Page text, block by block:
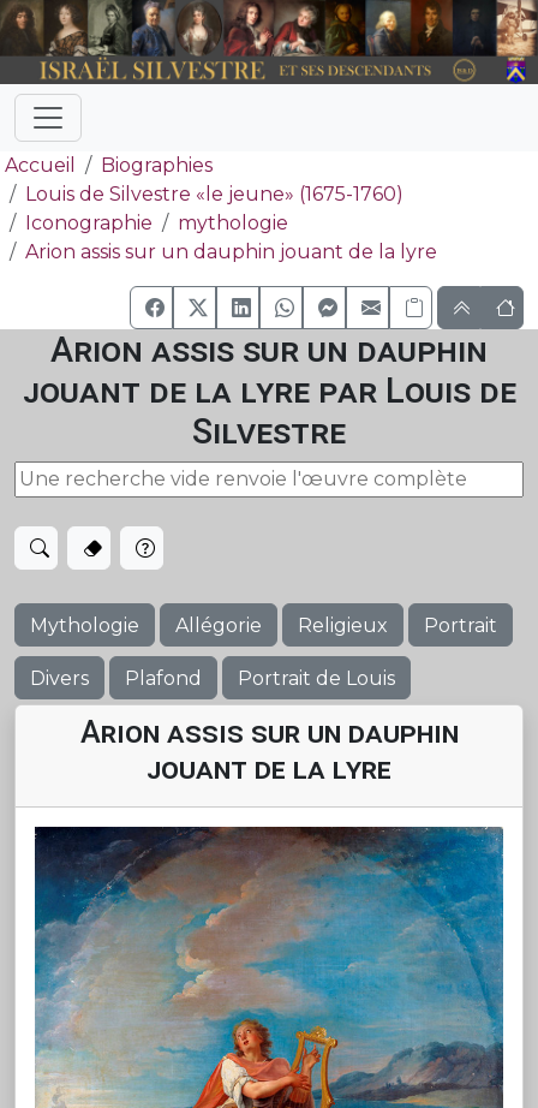
Accueil
Biographies
Louis de Silvestre «le jeune» (1675-1760)
Iconographie
mythologie
Arion assis sur un dauphin jouant de la lyre
Arion assis sur un dauphin
jouant de la lyre par Louis de
Silvestre
Mythologie Allégorie Religieux Portrait
Divers Plafond Portrait de Louis
Arion assis sur un dauphin
jouant de la lyre